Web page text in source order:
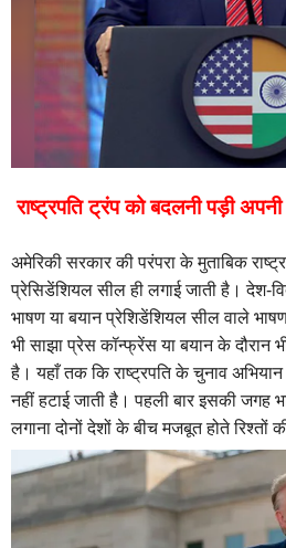
राष्ट्रपति ट्रंप को बदलनी पड़ी
अमेरिकी सरकार की परंपरा के मुताबिक
प्रेसिडेंशियल सील ही लगाई जाती है। देश-
भाषण या बयान प्रेशिडेंशियल सील वाले
भी साझा प्रेस कॉन्फ्रेंस या बयान के दौरान
है। यहाँ तक कि राष्ट्रपति के चुनाव
नहीं हटाई जाती है। पहली बार इसकी जगह
लगाना दोनों देशों के बीच मजबूत होते रिश्तों